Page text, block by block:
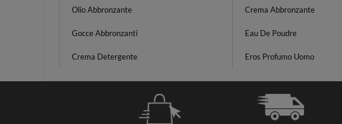
Olio Abbronzante Crema Abbronzante
Gocce Abbronzanti Eau De Poudre
Crema Detergente Eros Profumo Uomo